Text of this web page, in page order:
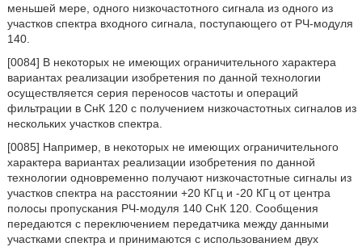
меньшей мере, одного низкочастотного сигнала из одного из
участков спектра входного сигнала, поступающего от РЧ-модуля
140.
[0084] В некоторых не имеющих ограничительного характера
вариантах реализации изобретения по данной технологии
осуществляется серия переносов частоты и операций
фильтрации в СнК 120 с получением низкочастотных сигналов из
нескольких участков спектра.
[0085] Например, в некоторых не имеющих ограничительного
характера вариантах реализации изобретения по данной
технологии одновременно получают низкочастотные сигналы из
участков спектра на расстоянии +20 КГц и -20 КГц от центра
полосы пропускания РЧ-модуля 140 СнК 120. Сообщения
передаются с переключением передатчика между данными
участками спектра и принимаются с использованием двух